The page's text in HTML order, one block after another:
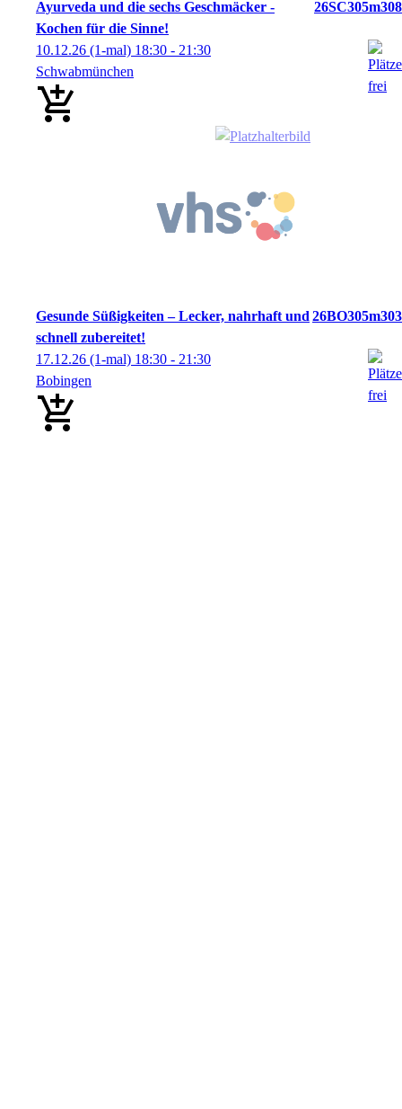
Ayurveda und die sechs Geschmäcker -
Kochen für die Sinne!
26SC305m308
10.12.26 (1-mal) 18:30 - 21:30
Schwabmünchen
Gesunde Süßigkeiten – Lecker, nahrhaft und
schnell zubereitet!
26BO305m303
17.12.26 (1-mal) 18:30 - 21:30
Bobingen